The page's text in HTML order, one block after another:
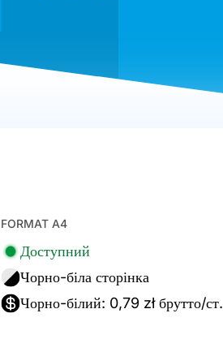
FORMAT A4
Доступний
Чорно-біла сторінка
Чорно-білий: 0,79 zł брутто/ст.